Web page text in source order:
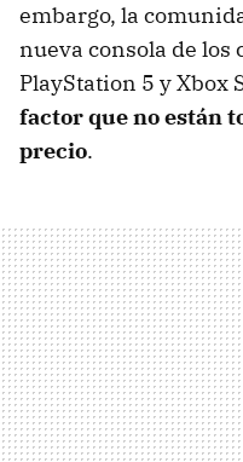
embargo, la
nueva consola de los
PlayStation 5 y Xbox
factor que no están
precio.